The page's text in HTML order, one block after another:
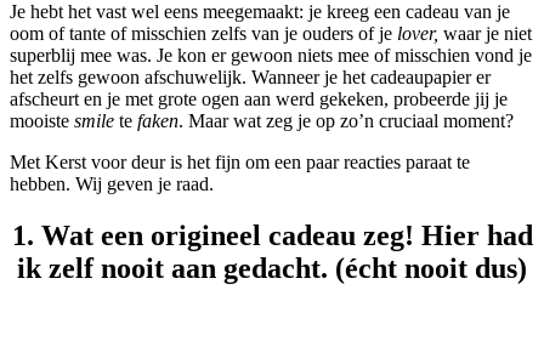
Je hebt het vast wel eens meegemaakt: je kreeg een cadeau van je
oom of tante of misschien zelfs van je ouders of je lover, waar je niet
superblij mee was. Je kon er gewoon niets mee of misschien vond je
het zelfs gewoon afschuwelijk. Wanneer je het cadeaupapier er
afscheurt en je met grote ogen aan werd gekeken, probeerde jij je
mooiste smile te faken. Maar wat zeg je op zo’n cruciaal moment?
Met Kerst voor deur is het fijn om een paar reacties paraat te
hebben. Wij geven je raad.
1. Wat een origineel cadeau zeg! Hier had
ik zelf nooit aan gedacht. (écht nooit dus)